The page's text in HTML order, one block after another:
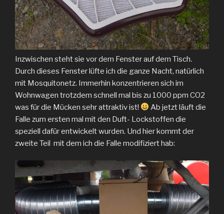
Inzwischen steht sie vor dem Fenster auf dem Tisch.
Durch dieses Fenster lüfte ich die ganze Nacht, natürlich
mit Mosquitonetz. Immerhin konzentrieren sich im
Wohnwagen trotzdem schnell mal bis zu 1000 ppm CO2
was für die Mücken sehr attraktiv ist!
Ab jetzt läuft die
Falle zum ersten mal mit den Duft- Lockstoffen die
speziell dafür entwickelt wurden. Und hier kommt der
zweite Teil mit dem ich die Falle modifiziert hab: